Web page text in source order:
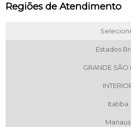
Regiões de Atendimento
Estados
GRANDE SÃO
Itatiba
Manaus